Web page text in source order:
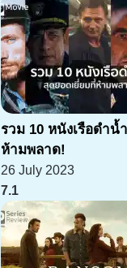
รวม 10 หนังเรือดำน้
ห้ามพลาด!
26 July 2023
7.1